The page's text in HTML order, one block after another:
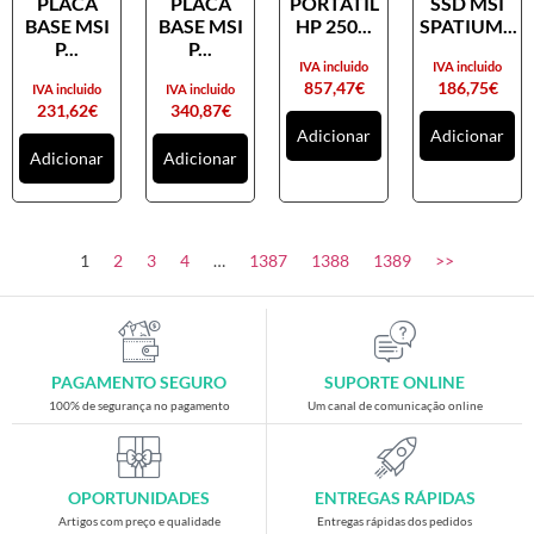
Placas gráficas
SAIS
Ventoínhas
Computadores
All-in-One
Gaming
Acessórios gaming
Cadeiras gaming
Merchandising
BASE MSI
P...
231,62€
IVA incluido
Adicionar
BASE MSI
P...
340,87€
IVA incluido
Adicionar
HP 250...
857,47€
IVA incluido
Adicionar
SPATIUM...
186,75€
IVA incluido
Adicionar
1 2 3 4 … 1387 1388 1389 >>
PAGAMENTO SEGURO
100% de segurança no pagamento
SUPORTE ONLINE
Um canal de comunicação online
OPORTUNIDADES
Artigos com preço e qualidade
ENTREGAS RÁPIDAS
Entregas rápidas dos pedidos